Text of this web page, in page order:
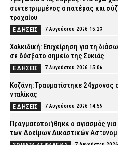
συντετριμμένος ο πατέρας και
τροχαίου
ΕΙΔΗΣΕΙΣ 7 Αυγούστου 2026 15:23
Χαλκιδική: Επιχείρηση για τη
σε δύσβατο σημείο της Συκιάς
ΕΙΔΗΣΕΙΣ 7 Αυγούστου 2026 15:06
Κοζάνη: Τραυματίστηκε 24χρονος
νταλίκας
ΕΙΔΗΣΕΙΣ 7 Αυγούστου 2026 14:55
Πραγματοποιήθηκε ο αγιασμός
των Δοκίμων Δικαστικών